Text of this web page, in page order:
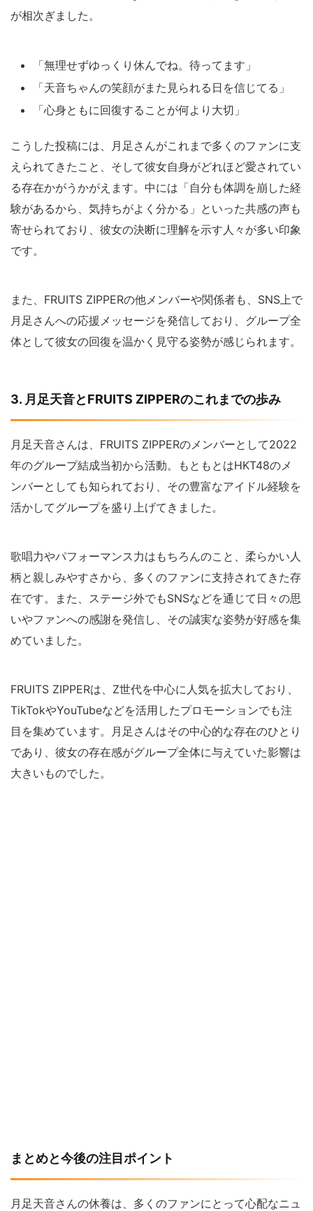
が相次ぎました。
「無理せずゆっくり休んでね。待ってます」
「天音ちゃんの笑顔がまた見られる日を信じてる」
「心身ともに回復することが何より大切」
こうした投稿には、月足さんがこれまで多くのファンに支
えられてきたこと、そして彼女自身がどれほど愛されてい
る存在かがうかがえます。中には「自分も体調を崩した経
験があるから、気持ちがよく分かる」といった共感の声も
寄せられており、彼女の決断に理解を示す人々が多い印象
です。
また、FRUITS ZIPPERの他メンバーや関係者も、SNS上で
月足さんへの応援メッセージを発信しており、グループ全
体として彼女の回復を温かく見守る姿勢が感じられます。
3. 月足天音とFRUITS ZIPPERのこれまでの歩み
月足天音さんは、FRUITS ZIPPERのメンバーとして2022
年のグループ結成当初から活動。もともとはHKT48のメ
ンバーとしても知られており、その豊富なアイドル経験を
活かしてグループを盛り上げてきました。
歌唱力やパフォーマンス力はもちろんのこと、柔らかい人
柄と親しみやすさから、多くのファンに支持されてきた存
在です。また、ステージ外でもSNSなどを通じて日々の思
いやファンへの感謝を発信し、その誠実な姿勢が好感を集
めていました。
FRUITS ZIPPERは、Z世代を中心に人気を拡大しており、
TikTokやYouTubeなどを活用したプロモーションでも注
目を集めています。月足さんはその中心的な存在のひとり
であり、彼女の存在感がグループ全体に与えていた影響は
大きいものでした。
まとめと今後の注目ポイント
月足天音さんの休養は、多くのファンにとって心配なニュ